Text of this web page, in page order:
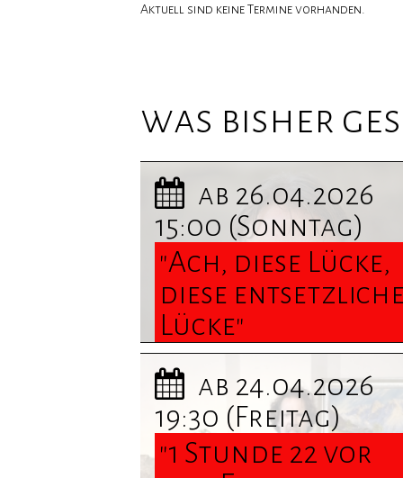
Aktuell sind keine Termine vorhanden.
was bisher
ab 26.04.2026
15:00 (Sonntag)
"Ach, diese Lücke,
diese entsetzliche
Lücke"
Roman von
J.Meyerhoff/
szenisch
Lesung ... Termine
ab 24.04.2026
19:30 (Freitag)
"1 Stunde 22 vor